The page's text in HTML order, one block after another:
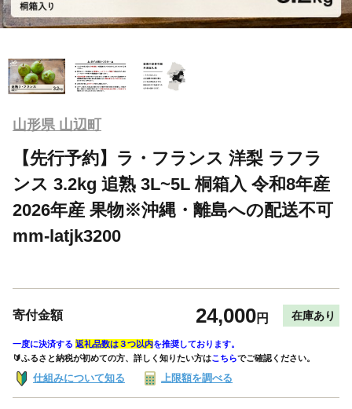
山形県 山辺町
【先行予約】ラ・フランス 洋梨 ラフラ
ンス 3.2kg 追熟 3L~5L 桐箱入 令和8年産
2026年産 果物※沖縄・離島への配送不可
mm-latjk3200
寄付金額 24,000円 在庫あり
一度に決済する 返礼品数は３つ以内を推奨しております。
🔰ふるさと納税が初めての方、詳しく知りたい方はこちらでご確認ください。
仕組みについて知る 上限額を調べる